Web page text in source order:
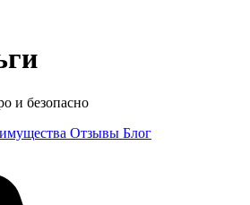
и безопасно
Отзывы Блог